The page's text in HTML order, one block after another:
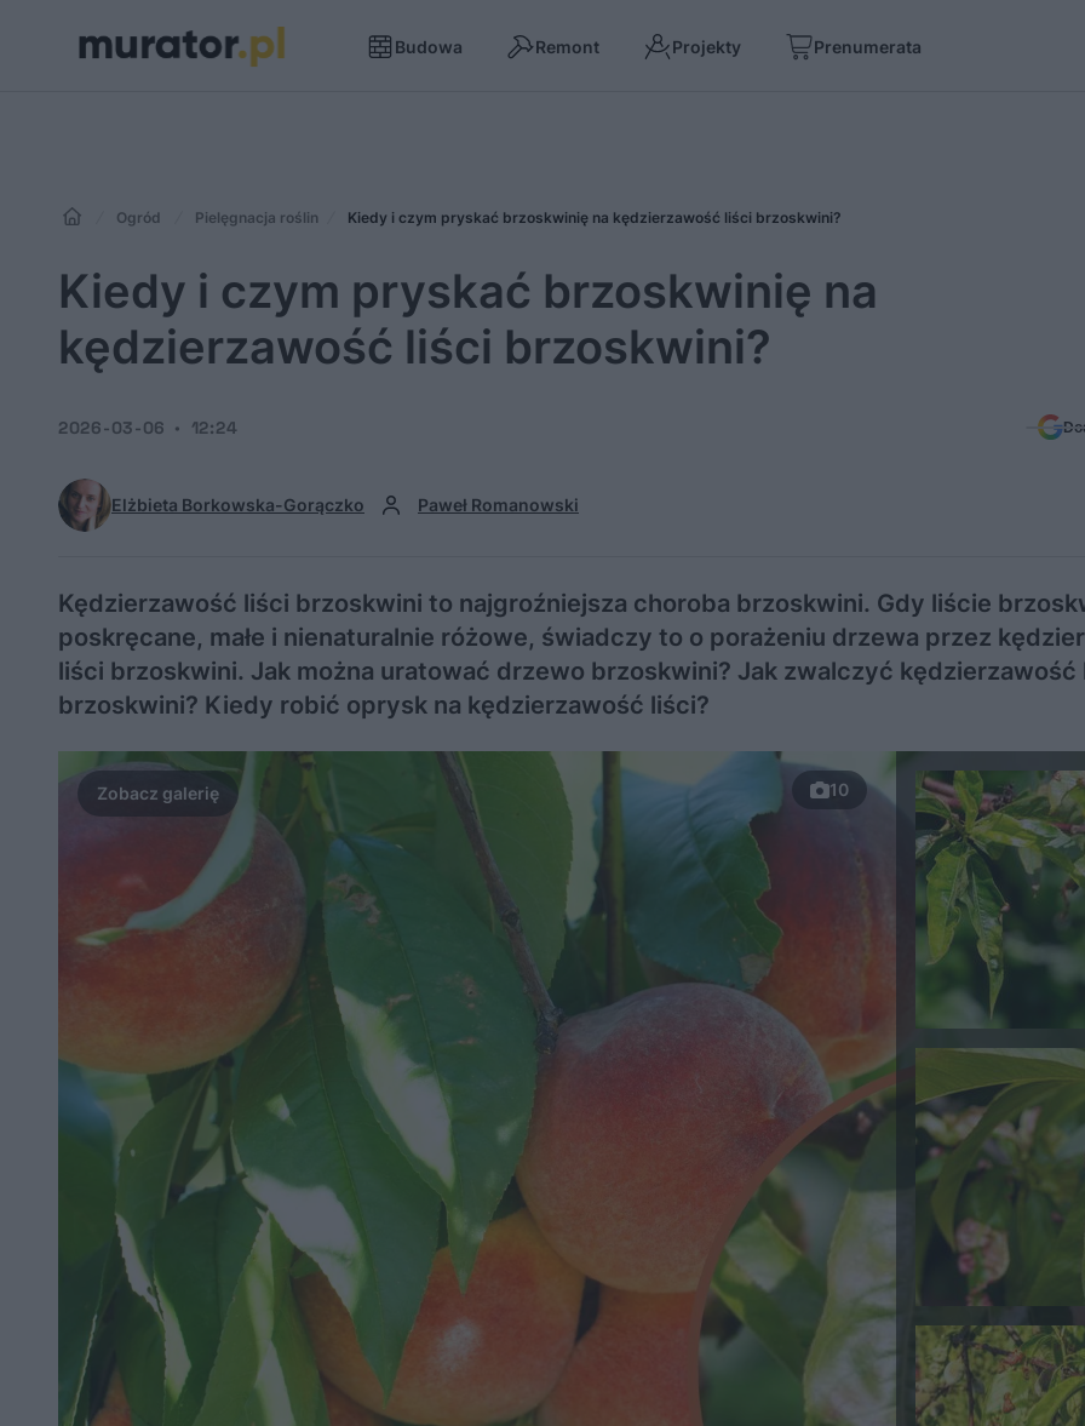
Budowa Remont Projekty Prenumerata
Ogród Pielęgnacja roślin Kiedy i czym pryskać brzoskwinię na kędzierzawość liści brzoskwini?
Kiedy i czym pryskać brzoskwinię na
kędzierzawość liści brzoskwini?
Elżbieta Borkowska-Gorączko Paweł Romanowski
2026-03-06 12:24
Kędzierzawość liści brzoskwini to najgroźniejsza choroba brzoskwini. Gdy liście
poskręcane, małe i nienaturalnie różowe, świadczy to o porażeniu drzewa przez
liści brzoskwini. Jak można uratować drzewo brzoskwini? Jak zwalczyć kędzierzawość
brzoskwini? Kiedy robić oprysk na kędzierzawość liści?
10